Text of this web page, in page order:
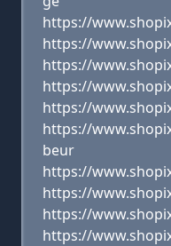
https://
https://
https://
https://
https://
https://
beur
https://
https://
https://
https://